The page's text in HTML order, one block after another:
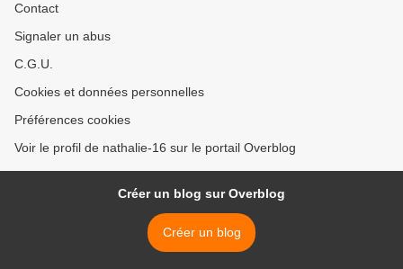
Contact
Signaler un abus
C.G.U.
Cookies et données personnelles
Préférences cookies
Voir le profil de nathalie-16 sur le portail Overblog
Créer un blog sur Overblog
Créer un blog